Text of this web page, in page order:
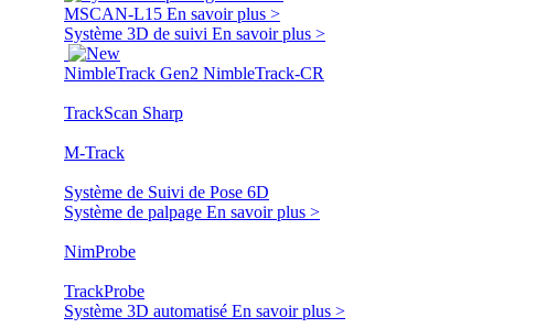
MSCAN-L15 En savoir plus >
Système 3D de suivi En savoir plus >
NimbleTrack Gen2 NimbleTrack-CR
TrackScan Sharp
M-Track
Système de Suivi de Pose 6D
Système de palpage En savoir plus >
NimProbe
TrackProbe
Système 3D automatisé En savoir plus >